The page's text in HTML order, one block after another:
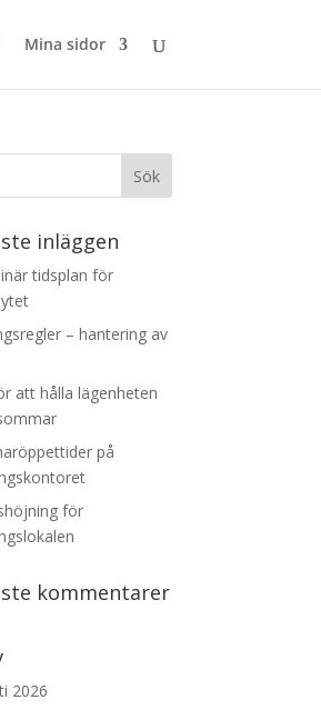
Mina sidor
inläggen
tidsplan för
– hantering av
att hålla lägenheten
på
för
kommentarer
2026